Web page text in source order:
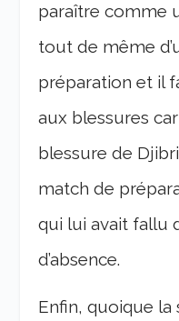
paraître comme
tout de même
préparation et il
aux blessures
blessure de
match de
qui lui avait fallu
d’absence.
Enfin, quoique la